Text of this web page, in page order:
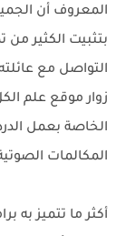
المعروف أن
بتثبيت الكثير
التواصل مع
الخاصة بعمل
المكالمات
أكثر ما تتميز به